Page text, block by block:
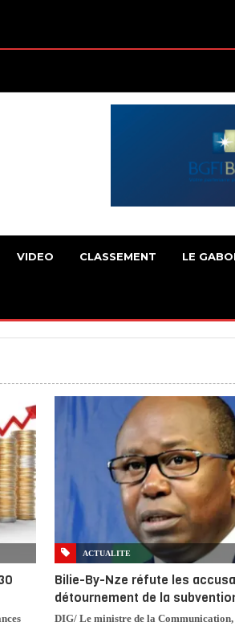
VIDEO CLASSEMENT LE
ACTUALITE
Bilie-By-Nze réfute les
détournement de la
DIG/ Le ministre de la